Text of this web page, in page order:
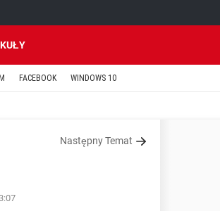
FACEBOOK WINDOWS 10
Następny Temat